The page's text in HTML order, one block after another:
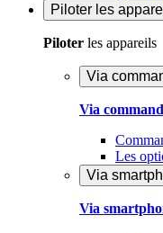
Piloter les
Piloter les appareils
Via
Via
Les
Via
Via